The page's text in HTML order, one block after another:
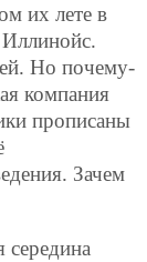
их лете в
Но почему-
компания
прописаны
Зачем
середина